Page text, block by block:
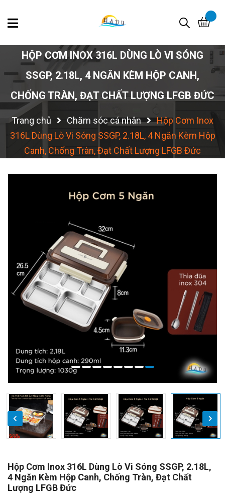
HỘP CƠM INOX 316L DÙNG LÒ VI SÓNG
SSGP, 2.18L, 4 NGĂN KÈM HỘP CANH,
CHỐNG TRÀN, ĐẠT CHẤT LƯỢNG LFGB ĐỨC
Trang chủ Chăm sóc cá nhân
Hộp Cơm Inox
316L Dùng Lò Vi Sóng SSGP, 2.18L, 4 Ngăn Kèm Hộp
Canh, Chống Tràn, Đạt Chất Lượng LFGB Đức
Hộp Cơm Inox 316L Dùng Lò Vi Sóng SSGP, 2.18L,
4 Ngăn Kèm Hộp Canh, Chống Tràn, Đạt Chất
Lượng LFGB Đức